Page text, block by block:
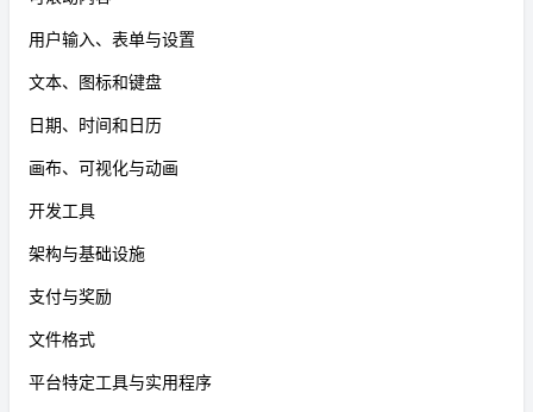
用户输入、表单与设置
文本、图标和键盘
日期、时间和日历
画布、可视化与动画
开发工具
架构与基础设施
支付与奖励
文件格式
平台特定工具与实用程序